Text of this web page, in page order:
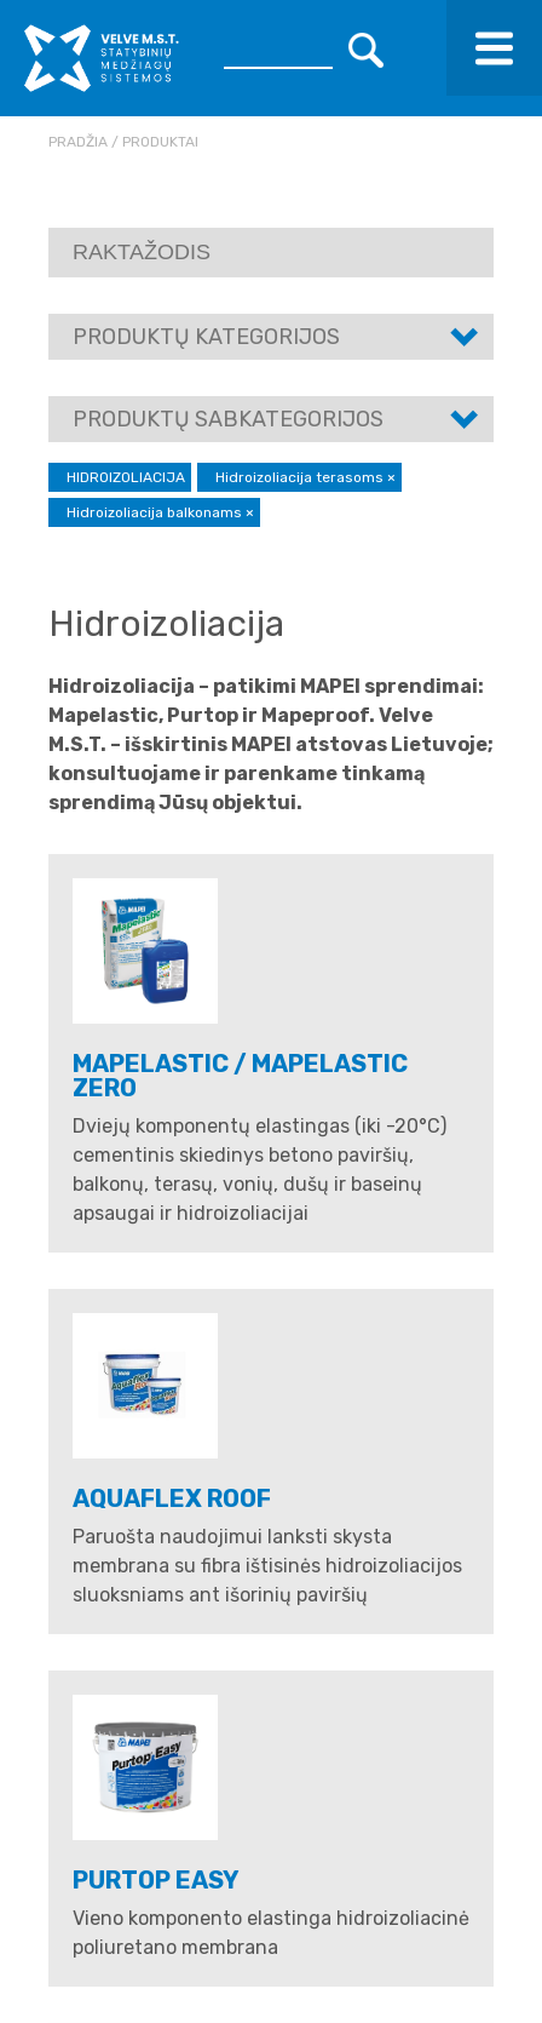
PRADŽIA PRODUKTAI
PRODUKTŲ KATEGORIJOS
PRODUKTŲ SABKATEGORIJOS
HIDROIZOLIACIJA Hidroizoliacija terasoms ×
Hidroizoliacija balkonams ×
Hidroizoliacija
Hidroizoliacija – patikimi MAPEI sprendimai:
Mapelastic, Purtop ir Mapeproof. Velve
M.S.T. – išskirtinis MAPEI atstovas Lietuvoje;
konsultuojame ir parenkame tinkamą
sprendimą Jūsų objektui.
MAPELASTIC / MAPELASTIC
ZERO
Dviejų komponentų elastingas (iki -20°C)
cementinis skiedinys betono paviršių,
balkonų, terasų, vonių, dušų ir baseinų
apsaugai ir hidroizoliacijai
AQUAFLEX ROOF
Paruošta naudojimui lanksti skysta
membrana su fibra ištisinės hidroizoliacijos
sluoksniams ant išorinių paviršių
PURTOP EASY
Vieno komponento elastinga hidroizoliacinė
poliuretano membrana